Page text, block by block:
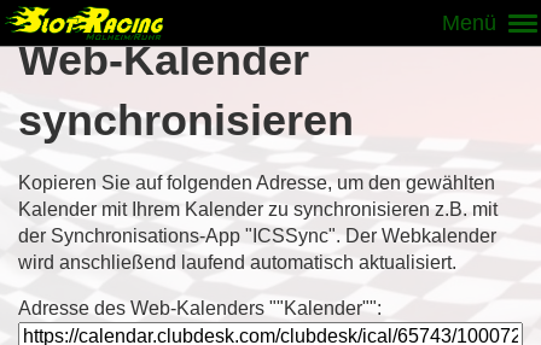
Menü
Web-Kalender
synchronisieren
Kopieren Sie auf folgenden Adresse, um den gewählten
Kalender mit Ihrem Kalender zu synchronisieren z.B. mit
der Synchronisations-App "ICSSync". Der Webkalender
wird anschließend laufend automatisch aktualisiert.
Adresse des Web-Kalenders ""Kalender"":